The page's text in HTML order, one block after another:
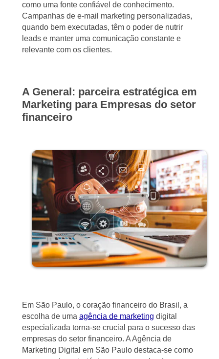
como uma fonte confiável de conhecimento.
Campanhas de e-mail marketing personalizadas,
quando bem executadas, têm o poder de nutrir
leads e manter uma comunicação constante e
relevante com os clientes.
A General: parceira estratégica em
Marketing para Empresas do setor
financeiro
Em São Paulo, o coração financeiro do Brasil, a
escolha de uma agência de marketing digital
especializada torna-se crucial para o sucesso das
empresas do setor financeiro. A Agência de
Marketing Digital em São Paulo destaca-se como